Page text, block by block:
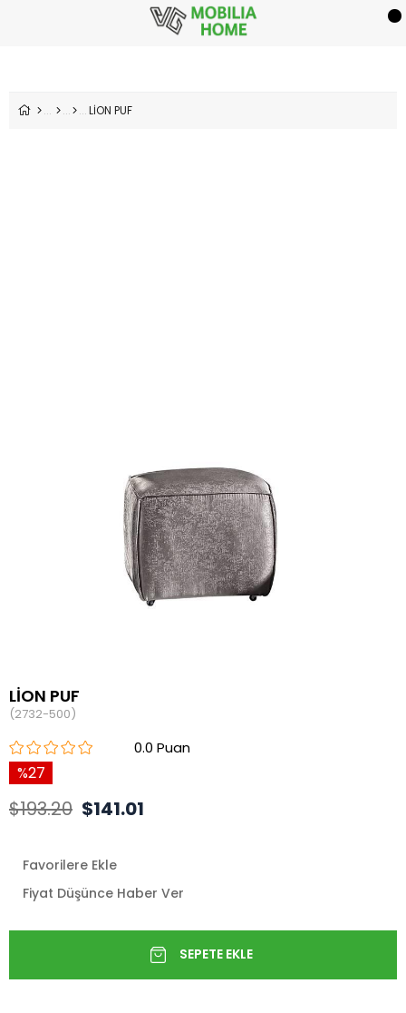
LİON PUF
LİON PUF
(2732-500)
0.0
27
$193.20 $141.01
Favorilere Ekle
Fiyat Düşünce Haber Ver